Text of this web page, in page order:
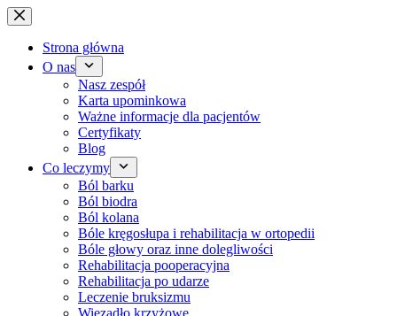
Przejdź
do
treści
Strona główna
O nas
Nasz zespół
Karta upominkowa
Ważne informacje dla pacjentów
Certyfikaty
Blog
Co leczymy
Ból barku
Ból biodra
Ból kolana
Bóle kręgosłupa i rehabilitacja w ortopedii
Bóle głowy oraz inne dolegliwości
Rehabilitacja pooperacyjna
Rehabilitacja po udarze
Leczenie bruksizmu
Więzadło krzyżowe